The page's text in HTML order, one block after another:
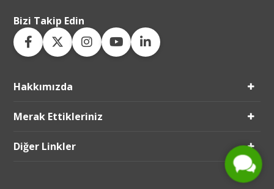
Bizi Takip Edin
Hakkımızda
Merak Ettikleriniz
Diğer Linkler